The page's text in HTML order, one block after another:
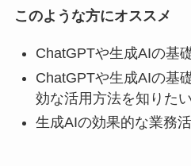
このような方にオススメ
ChatGPTや生成AIの基
ChatGPTや生成AIの基
効な活用方法を知りた
生成AIの効果的な業務